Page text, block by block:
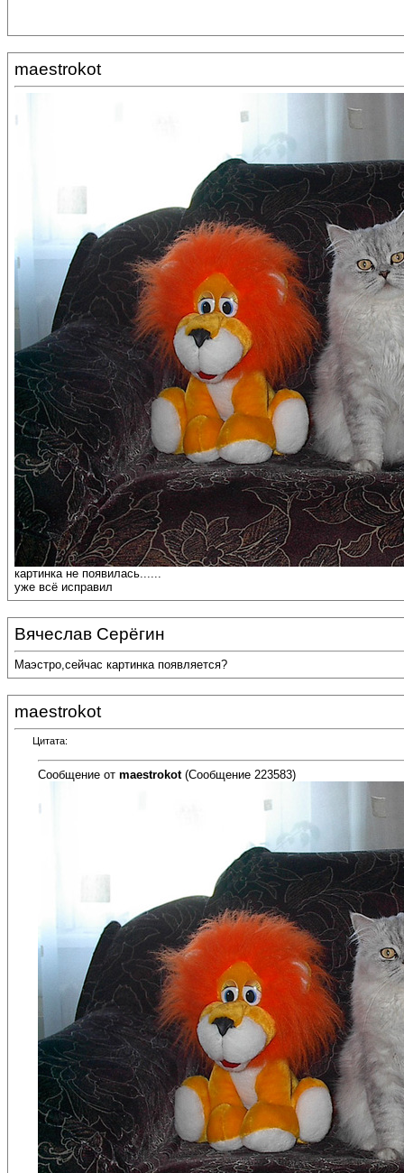
maestrokot
картинка не появилась......
уже всё исправил
Вячеслав Серёгин
Маэстро,сейчас картинка появляется?
maestrokot
Цитата:
Сообщение от maestrokot(Сообщение 223583)